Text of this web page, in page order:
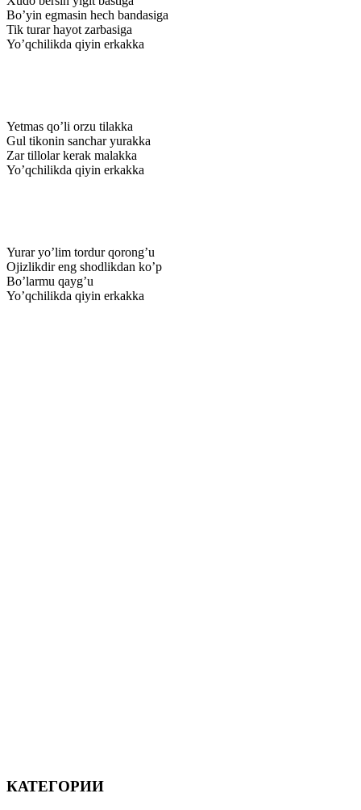
Bo’yin egmasin hech bandasiga
Tik turar hayot zarbasiga
Yo’qchilikda qiyin erkakka
Yetmas qo’li orzu tilakka
Gul tikonin sanchar yurakka
Zar tillolar kerak malakka
Yo’qchilikda qiyin erkakka
Yurar yo’lim tordur qorong’u
Ojizlikdir eng shodlikdan ko’p
Bo’larmu qayg’u
Yo’qchilikda qiyin erkakka
КАТЕГОРИИ